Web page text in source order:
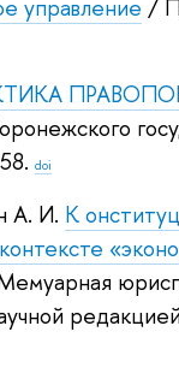
управление /
doi
А. И. К